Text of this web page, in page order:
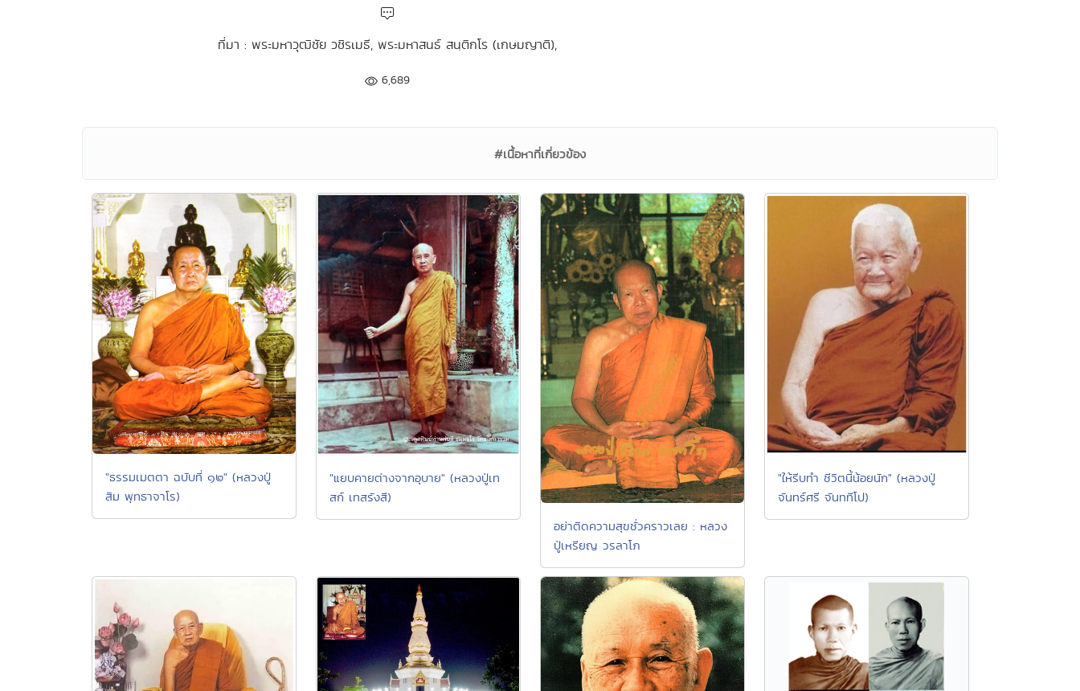
ที่มา : พระมหาวุฒิชัย วชิรเมธี, พระมหาสนธ์ สนฺติกโร (เกษมญาติ),
6,689
#เนื้อหาที่เกี่ยวข้อง
"ธรรมเมตตา ฉบับที่ ๑๒" (หลวงปู่
สิม พุทธาจาโร)
"แยบคายต่างจากอุบาย" (หลวงปู่เท
สก์ เทสรังสี)
อย่าติดความสุขชั่วคราวเลย : หลวง
ปู่เหรียญ วรลาโภ
"ให้รีบทำ ชีวิตนี้น้อยนัก" (หลวงปู่
จันทร์ศรี จันททีโป)